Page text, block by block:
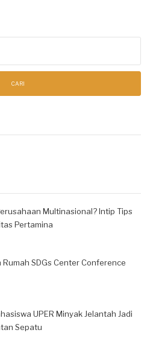
Multinasional? Intip Tips
Pertamina
Rumah SDGs Center Conference
UPER Minyak Jelantah Jadi
Sepatu